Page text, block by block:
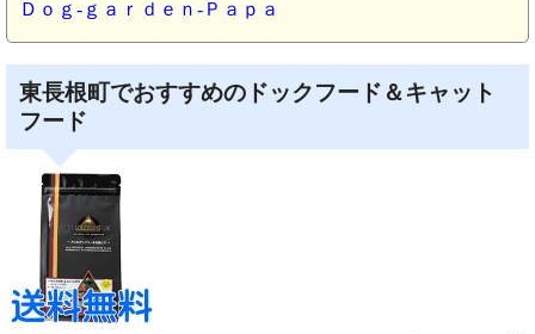
Ｄｏｇ‐ｇａｒｄｅｎ‐Ｐａｐａ
東長根町でおすすめのドックフード＆キャット
フード